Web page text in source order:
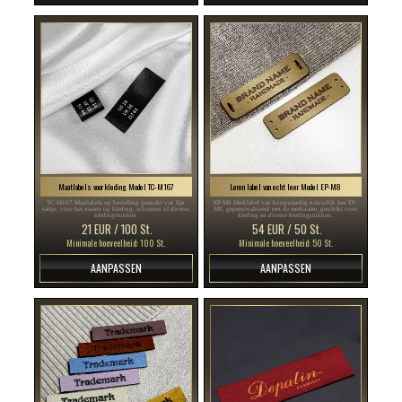
Maatlabels voor kleding Model TC-M167
TC-M167 Maatlabels op bestelling gemaakt van fijn
satijn, voor het naaien op kleding, schoenen of diverse
kledingstukken.
21 EUR / 100 St.
Minimale hoeveelheid: 100 St.
AANPASSEN
Leren label van echt leer Model EP-M8
EP-M8 Merklabel van hoogwaardig natuurlijk leer EP-
M8, gepersonaliseerd met de merknaam, geschikt voor
kleding en diverse kledingstukken.
54 EUR / 50 St.
Minimale hoeveelheid: 50 St.
AANPASSEN